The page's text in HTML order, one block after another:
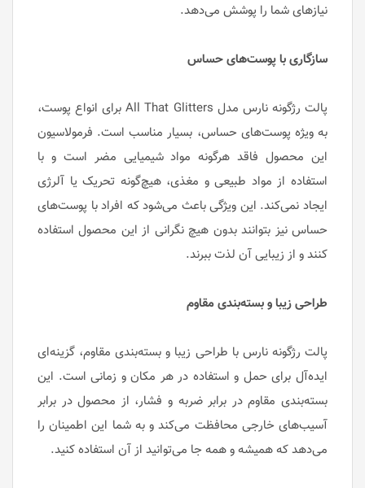
نیازهای شما را پوشش می‌دهد.
سازگاری با پوست‌های حساس
پالت رژگونه نارس مدل All That Glitters برای انواع پوست،
به ویژه پوست‌های حساس، بسیار مناسب است. فرمولاسیون
این محصول فاقد هرگونه مواد شیمیایی مضر است و با
استفاده از مواد طبیعی و مغذی، هیچ‌گونه تحریک یا آلرژی
ایجاد نمی‌کند. این ویژگی باعث می‌شود که افراد با پوست‌های
حساس نیز بتوانند بدون هیچ نگرانی از این محصول استفاده
کنند و از زیبایی آن لذت ببرند.
طراحی زیبا و بسته‌بندی مقاوم
پالت رژگونه نارس با طراحی زیبا و بسته‌بندی مقاوم، گزینه‌ای
ایده‌آل برای حمل و استفاده در هر مکان و زمانی است. این
بسته‌بندی مقاوم در برابر ضربه و فشار، از محصول در برابر
آسیب‌های خارجی محافظت می‌کند و به شما این اطمینان را
می‌دهد که همیشه و همه جا می‌توانید از آن استفاده کنید.